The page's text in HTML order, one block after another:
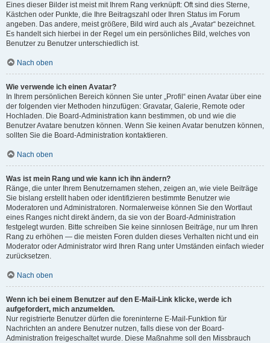
Eines dieser Bilder ist meist mit Ihrem Rang verknüpft: Oft sind dies Sterne,
Kästchen oder Punkte, die Ihre Beitragszahl oder Ihren Status im Forum
angeben. Das andere, meist größere, Bild wird auch als „Avatar“ bezeichnet.
Es handelt sich hierbei in der Regel um ein persönliches Bild, welches von
Benutzer zu Benutzer unterschiedlich ist.
Nach oben
Wie verwende ich einen Avatar?
In Ihrem persönlichen Bereich können Sie unter „Profil“ einen Avatar über eine
der folgenden vier Methoden hinzufügen: Gravatar, Galerie, Remote oder
Hochladen. Die Board-Administration kann bestimmen, ob und wie die
Benutzer Avatare benutzen können. Wenn Sie keinen Avatar benutzen können,
sollten Sie die Board-Administration kontaktieren.
Nach oben
Was ist mein Rang und wie kann ich ihn ändern?
Ränge, die unter Ihrem Benutzernamen stehen, zeigen an, wie viele Beiträge
Sie bislang erstellt haben oder identifizieren bestimmte Benutzer wie
Moderatoren und Administratoren. Normalerweise können Sie den Wortlaut
eines Ranges nicht direkt ändern, da sie von der Board-Administration
festgelegt wurden. Bitte schreiben Sie keine sinnlosen Beiträge, nur um Ihren
Rang zu erhöhen — die meisten Foren dulden dieses Verhalten nicht und ein
Moderator oder Administrator wird Ihren Rang unter Umständen einfach wieder
zurücksetzen.
Nach oben
Wenn ich bei einem Benutzer auf den E-Mail-Link klicke, werde ich
aufgefordert, mich anzumelden.
Nur registrierte Benutzer dürfen die foreninterne E-Mail-Funktion für
Nachrichten an andere Benutzer nutzen, falls diese von der Board-
Administration freigeschaltet wurde. Diese Maßnahme soll den Missbrauch